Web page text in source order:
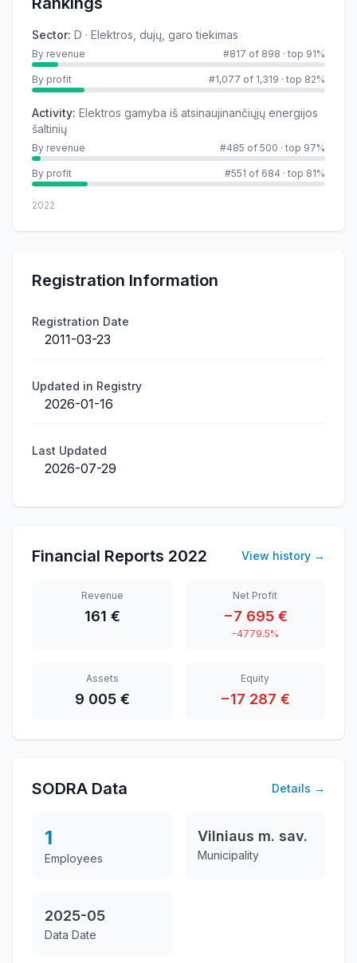
Sector: D · Elektros, dujų, garo tiekimas
By revenue #817 of 898 · top 91%
By profit #1,077 of 1,319 · top 82%
Activity: Elektros gamyba iš atsinaujinančiųjų energijos
šaltinių
By revenue #485 of 500 · top 97%
By profit #551 of 684 · top 81%
2022
Registration Information
Registration Date
2011-03-23
Updated in Registry
2026-01-16
Last Updated
2026-07-29
Financial Reports 2022 View history →
Revenue
161 €
Net Profit
−7 695 €
-4779.5%
Assets
9 005 €
Equity
−17 287 €
SODRA Data Details →
1
Employees
Vilniaus m. sav.
Municipality
2025-05
Data Date